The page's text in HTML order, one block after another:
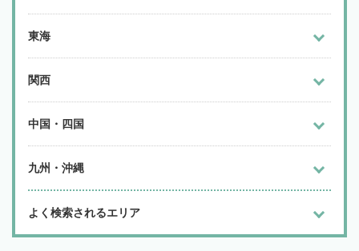
東海
関西
中国・四国
九州・沖縄
よく検索されるエリア